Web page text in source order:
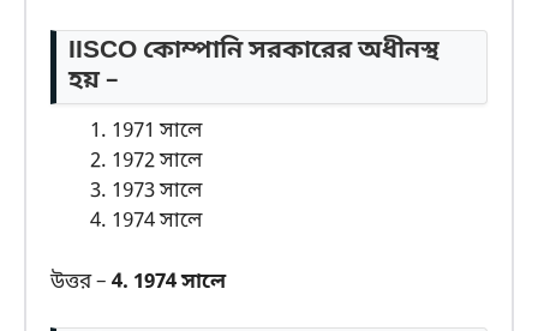
IISCO কোম্পানি সরকারের অধীনস্থ
হয় –
1971 সালে
1972 সালে
1973 সালে
1974 সালে
উত্তর – 4. 1974 সালে